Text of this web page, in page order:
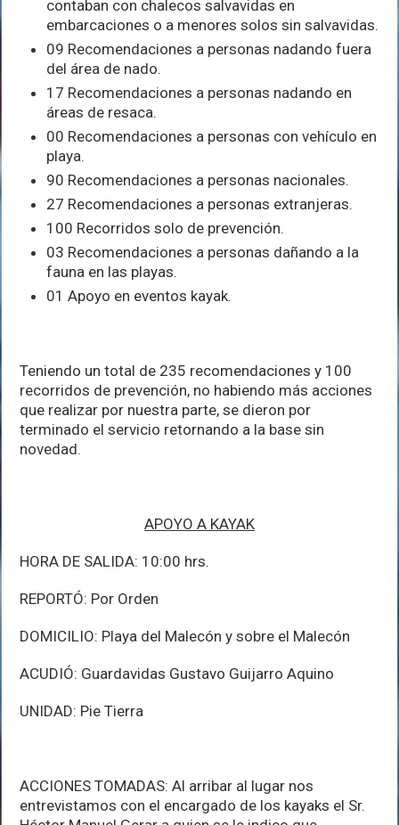
contaban con chalecos salvavidas en
embarcaciones o a menores solos sin salvavidas.
09 Recomendaciones a personas nadando fuera
del área de nado.
17 Recomendaciones a personas nadando en
áreas de resaca.
00 Recomendaciones a personas con vehículo en
playa.
90 Recomendaciones a personas nacionales.
27 Recomendaciones a personas extranjeras.
100 Recorridos solo de prevención.
03 Recomendaciones a personas dañando a la
fauna en las playas.
01 Apoyo en eventos kayak.
Teniendo un total de 235 recomendaciones y 100
recorridos de prevención, no habiendo más acciones
que realizar por nuestra parte, se dieron por
terminado el servicio retornando a la base sin
novedad.
APOYO A KAYAK
HORA DE SALIDA: 10:00 hrs.
REPORTÓ: Por Orden
DOMICILIO: Playa del Malecón y sobre el Malecón
ACUDIÓ: Guardavidas Gustavo Guijarro Aquino
UNIDAD: Pie Tierra
ACCIONES TOMADAS: Al arribar al lugar nos
entrevistamos con el encargado de los kayaks el Sr.